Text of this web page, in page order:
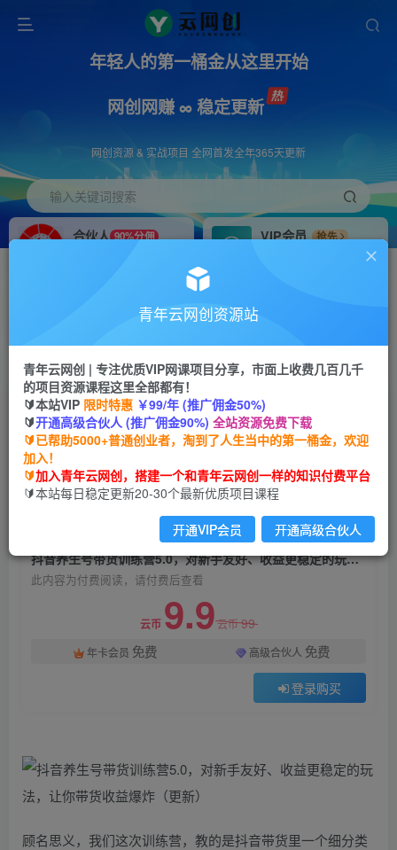
年轻人的第一桶金从这里开始
网创网赚 ∞ 稳定更新
网创资源 & 实战项目 全网首发全年365天更新
输入关键词搜索
合伙人 90%分佣
VIP会员
抢先
搭建同款网站，自己当老板
首页 创业课程 会员免费 正文
抖音养生号带货训练营5.0，对新手友好、收益更
稳定的玩法，让你带货收益爆炸（更新）
青年云网创
2年前发布
关注 私信
抖音养生号带货训练营5.0，对新手友好、收益更稳定的玩法，让你带货收益爆炸（更新）
此内容为付费阅读，请付费后查看
云币 9.9云币99
年卡会员 免费 高级合伙人 免费
登录购买
顾名思义，我们这次训练营，教的是抖音带货里一个细分类
青年云网创资源站
青年云网创 | 专注优质VIP网课项目分享，市面上收费几百几千
的项目资源课程这里全部都有！
🔰本站VIP 限时特惠 ￥99/年 (推广佣金50%)
🔰开通高级合伙人 (推广佣金90%) 全站资源免费下载
🔰已帮助5000+普通创业者，淘到了人生当中的第一桶金，欢迎
加入！
🔰加入青年云网创，搭建一个和青年云网创一样的知识付费平台
🔰本站每日稳定更新20-30个最新优质项目课程
开通VIP会员 开通高级合伙人